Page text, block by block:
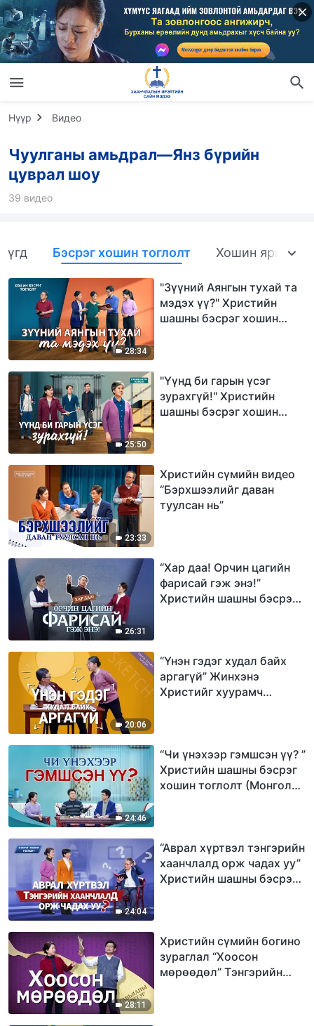
Нүүр Видео
Чуулганы амьдрал—Янз бүрийн
цуврал шоу
39 видео
Бүгд Бэсрэг хошин тоглолт Хошин яриа
28:34
"Зүүний Аянгын тухай та
мэдэх үү?" Христийн
шашны бэсрэг хошин
25:50
"Үүнд би гарын үсэг
зурахгүй!" Христийн
шашны бэсрэг хошин
23:33
Христийн сүмийн видео
“Бэрхшээлийг даван
туулсан нь”
26:31
“Хар даа! Орчин цагийн
фарисай гэж энэ!”
Христийн шашны бэсрэг
20:06
“Үнэн гэдэг худал байх
аргагүй” Жинхэнэ
Христийг хуурамч
24:46
“Чи үнэхээр гэмшсэн үү? ”
Христийн шашны бэсрэг
хошин тоглолт (Монгол
24:04
“Аврал хүртвэл тэнгэрийн
хаанчлалд орж чадах уу”
Христийн шашны бэсрэг
28:11
Христийн сүмийн богино
зураглал “Хоосон
мөрөөдөл” Тэнгэрийн